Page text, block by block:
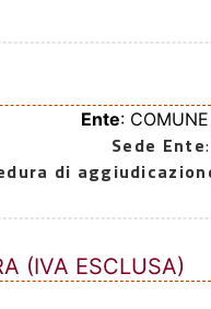
Ente:
Sede Ente
di
(IVA ESCLUSA)